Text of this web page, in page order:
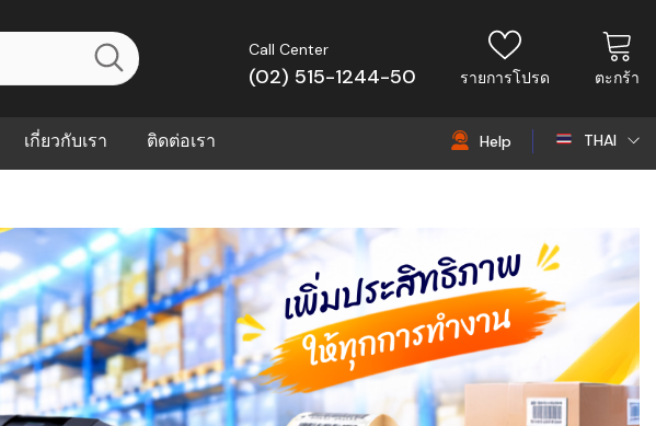
Call Center
(02) 515-1244-50 รายการโปรด ตะกร้า
เกี่ยวกับเรา
FAQs
Our Customer
ติดต่อเรา Help THAI
EN